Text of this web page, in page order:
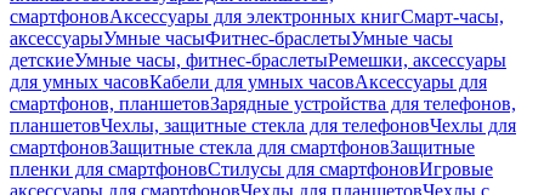
смартфоновАксессуары для электронных книгСмарт-часы,
аксессуарыУмные часыФитнес-браслетыУмные часы
детскиеУмные часы, фитнес-браслетыРемешки, аксессуары
для умных часовКабели для умных часовАксессуары для
смартфонов, планшетовЗарядные устройства для телефонов,
планшетовЧехлы, защитные стекла для телефоновЧехлы для
смартфоновЗащитные стекла для смартфоновЗащитные
пленки для смартфоновСтилусы для смартфоновИгровые
аксессуары для смартфоновЧехлы для планшетовЧехлы с